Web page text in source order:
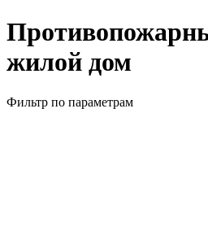
жилой дом
Фильтр по параметрам